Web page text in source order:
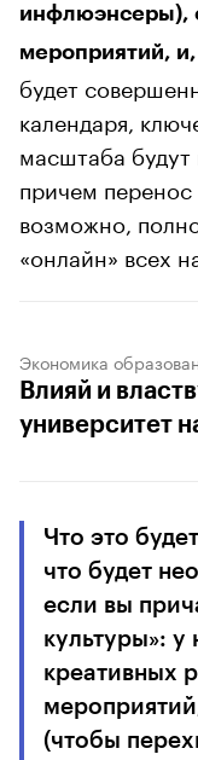
инфлюэнсеры),
мероприятий,
будет
календаря,
масштаба будут
причем перенос
возможно,
«онлайн» всех
Экономика
Влияй и
университет
Что это
что будет
если вы
культуры»: у
креативных
(чтобы